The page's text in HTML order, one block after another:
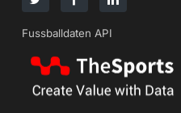
Fussballdaten API